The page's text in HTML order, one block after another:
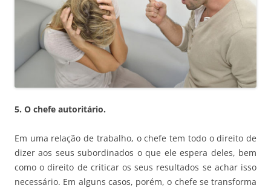
5. O chefe autoritário.
Em uma relação de trabalho, o chefe tem todo o direito de
dizer aos seus subordinados o que ele espera deles, bem
como o direito de criticar os seus resultados se achar isso
necessário. Em alguns casos, porém, o chefe se transforma